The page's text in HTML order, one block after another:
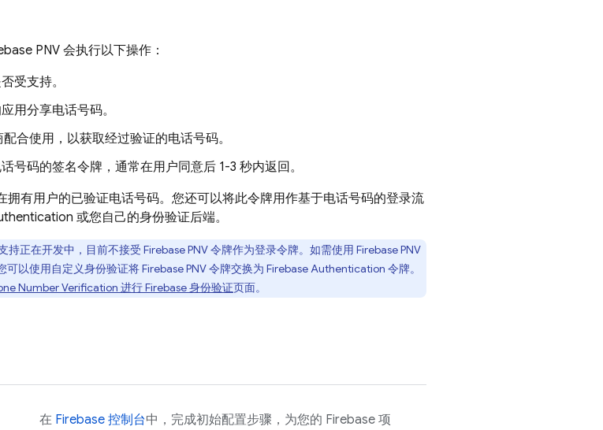
PNV会执行以下操作：
受支持。
用分享电话号码。
合使用，以获取经过验证的电话号码。
号码的签名令牌，通常在用户同意后 1-3 秒内返回。
拥有用户的已验证电话号码。您还可以将此令牌用作基于电话号码的登录流
或您自己的身份验证后端。
持正在开发中，目前不接受 Firebase PNV令牌作为登录令牌。如需使用 Firebase PNV
可以使用自定义身份验证将Firebase PNV令牌交换为 Firebase Authentication 令牌。
Number Verification 进行 Firebase 身份验证页面。
在 Firebase 控制台中，完成初始配置步骤，为您的 Firebase 项